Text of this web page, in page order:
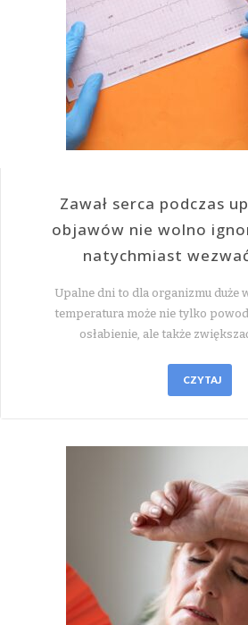
Zawał serca podczas
objawów nie wolno
natychmiast
Upalne dni to dla organizmu duże
temperatura może nie tylko
osłabienie, ale także
CZYTAJ